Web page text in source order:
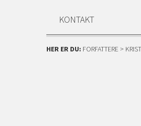
KONTAKT
HER ER DU: FORFATTERE >